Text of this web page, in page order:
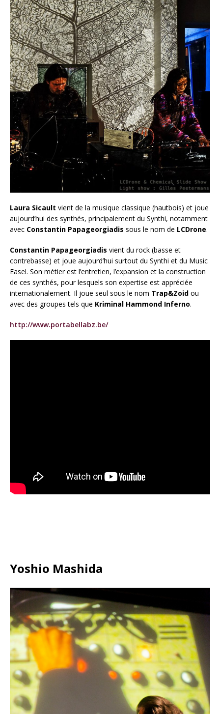
Laura Sicault vient de la musique classique (hautbois) et joue
aujourd’hui des synthés, principalement du Synthi, notamment
avec Constantin Papageorgiadis sous le nom de LCDrone.
Constantin Papageorgiadis vient du rock (basse et
contrebasse) et joue aujourd’hui surtout du Synthi et du Music
Easel. Son métier est l’entretien, l’expansion et la construction
de ces synthés, pour lesquels son expertise est appréciée
internationalement. Il joue seul sous le nom Trap&Zoid ou
avec des groupes tels que Kriminal Hammond Inferno.
http://www.portabellabz.be/
Yoshio Mashida